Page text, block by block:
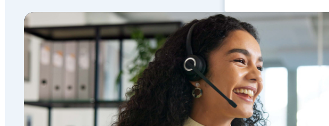
Inscrivez-vous
gratuitement